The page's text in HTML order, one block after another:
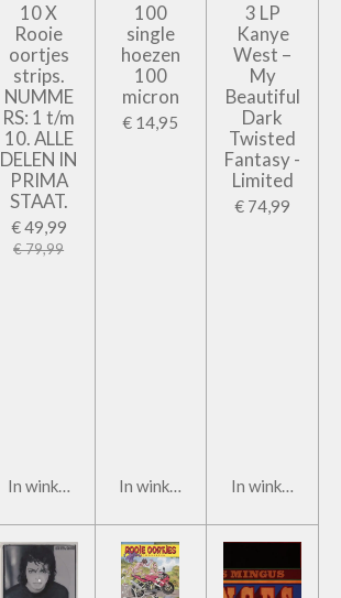
10 X
Rooie
oortjes
strips.
NUMME
RS: 1 t/m
10. ALLE
DELEN IN
PRIMA
STAAT.
€ 49,99
€ 79,99
In winkelwagen
100
single
hoezen
100
micron
€ 14,95
In winkelwagen
3 LP
Kanye
West –
My
Beautiful
Dark
Twisted
Fantasy -
Limited
€ 74,99
In